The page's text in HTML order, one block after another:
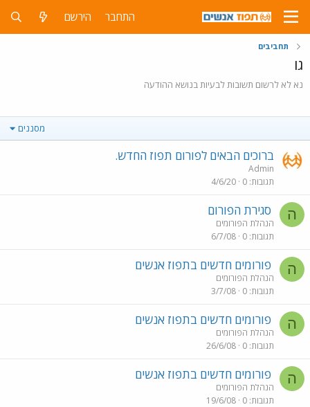
התחבר הירשם
תחביבים
גו
נא לא לרשום תשובות לבעיות בנושא ההודעה
מסננים
ברוכים הבאים לפורום תפוז החדש.
Admin
תגובות 0
4/6/20
ה סגירת הפורום
הנהלת הפורומים
תגובות 0
6/7/08
ה פורומים חדשים בתפוז אנשים
הנהלת הפורומים
תגובות 0
3/7/08
ה פורומים חדשים בתפוז אנשים
הנהלת הפורומים
תגובות 0
26/6/08
ה פורומים חדשים בתפוז אנשים
הנהלת הפורומים
תגובות 0
19/6/08